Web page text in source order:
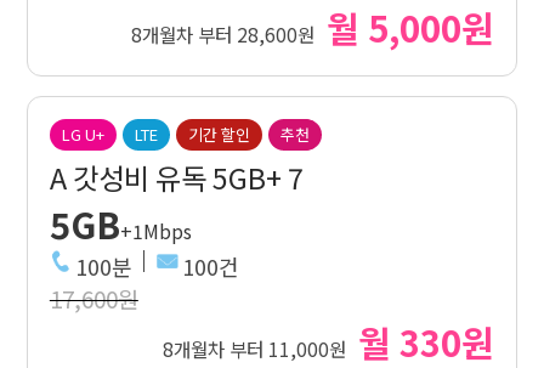
8개월차 부터 28,600원 월 5,000원
LG U+ LTE 기간 할인 추천
A 갓성비 유독 5GB+ 7
5GB+1Mbps
100분 100건
17,600원
8개월차 부터 11,000원 월 330원